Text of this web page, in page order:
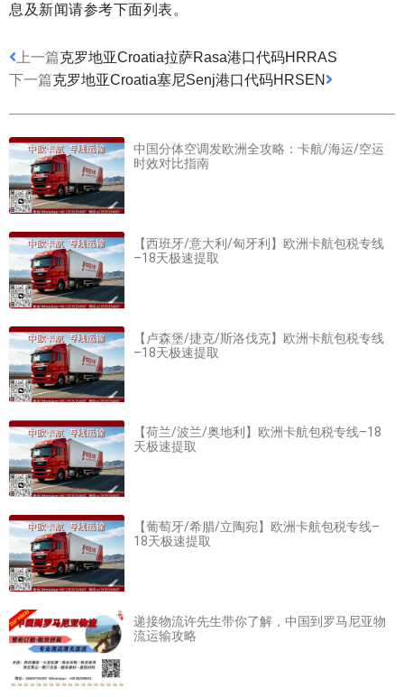
息及新闻请参考下面列表。
上一篇克罗地亚Croatia拉萨Rasa港口代码HRRAS
下一篇克罗地亚Croatia塞尼Senj港口代码HRSEN
中国分体空调发欧洲全攻略：卡航/海运/空运
时效对比指南
【西班牙/意大利/匈牙利】欧洲卡航包税专线
–18天极速提取
【卢森堡/捷克/斯洛伐克】欧洲卡航包税专线
–18天极速提取
【荷兰/波兰/奥地利】欧洲卡航包税专线–18
天极速提取
【葡萄牙/希腊/立陶宛】欧洲卡航包税专线–
18天极速提取
递接物流许先生带你了解，中国到罗马尼亚物
流运输攻略